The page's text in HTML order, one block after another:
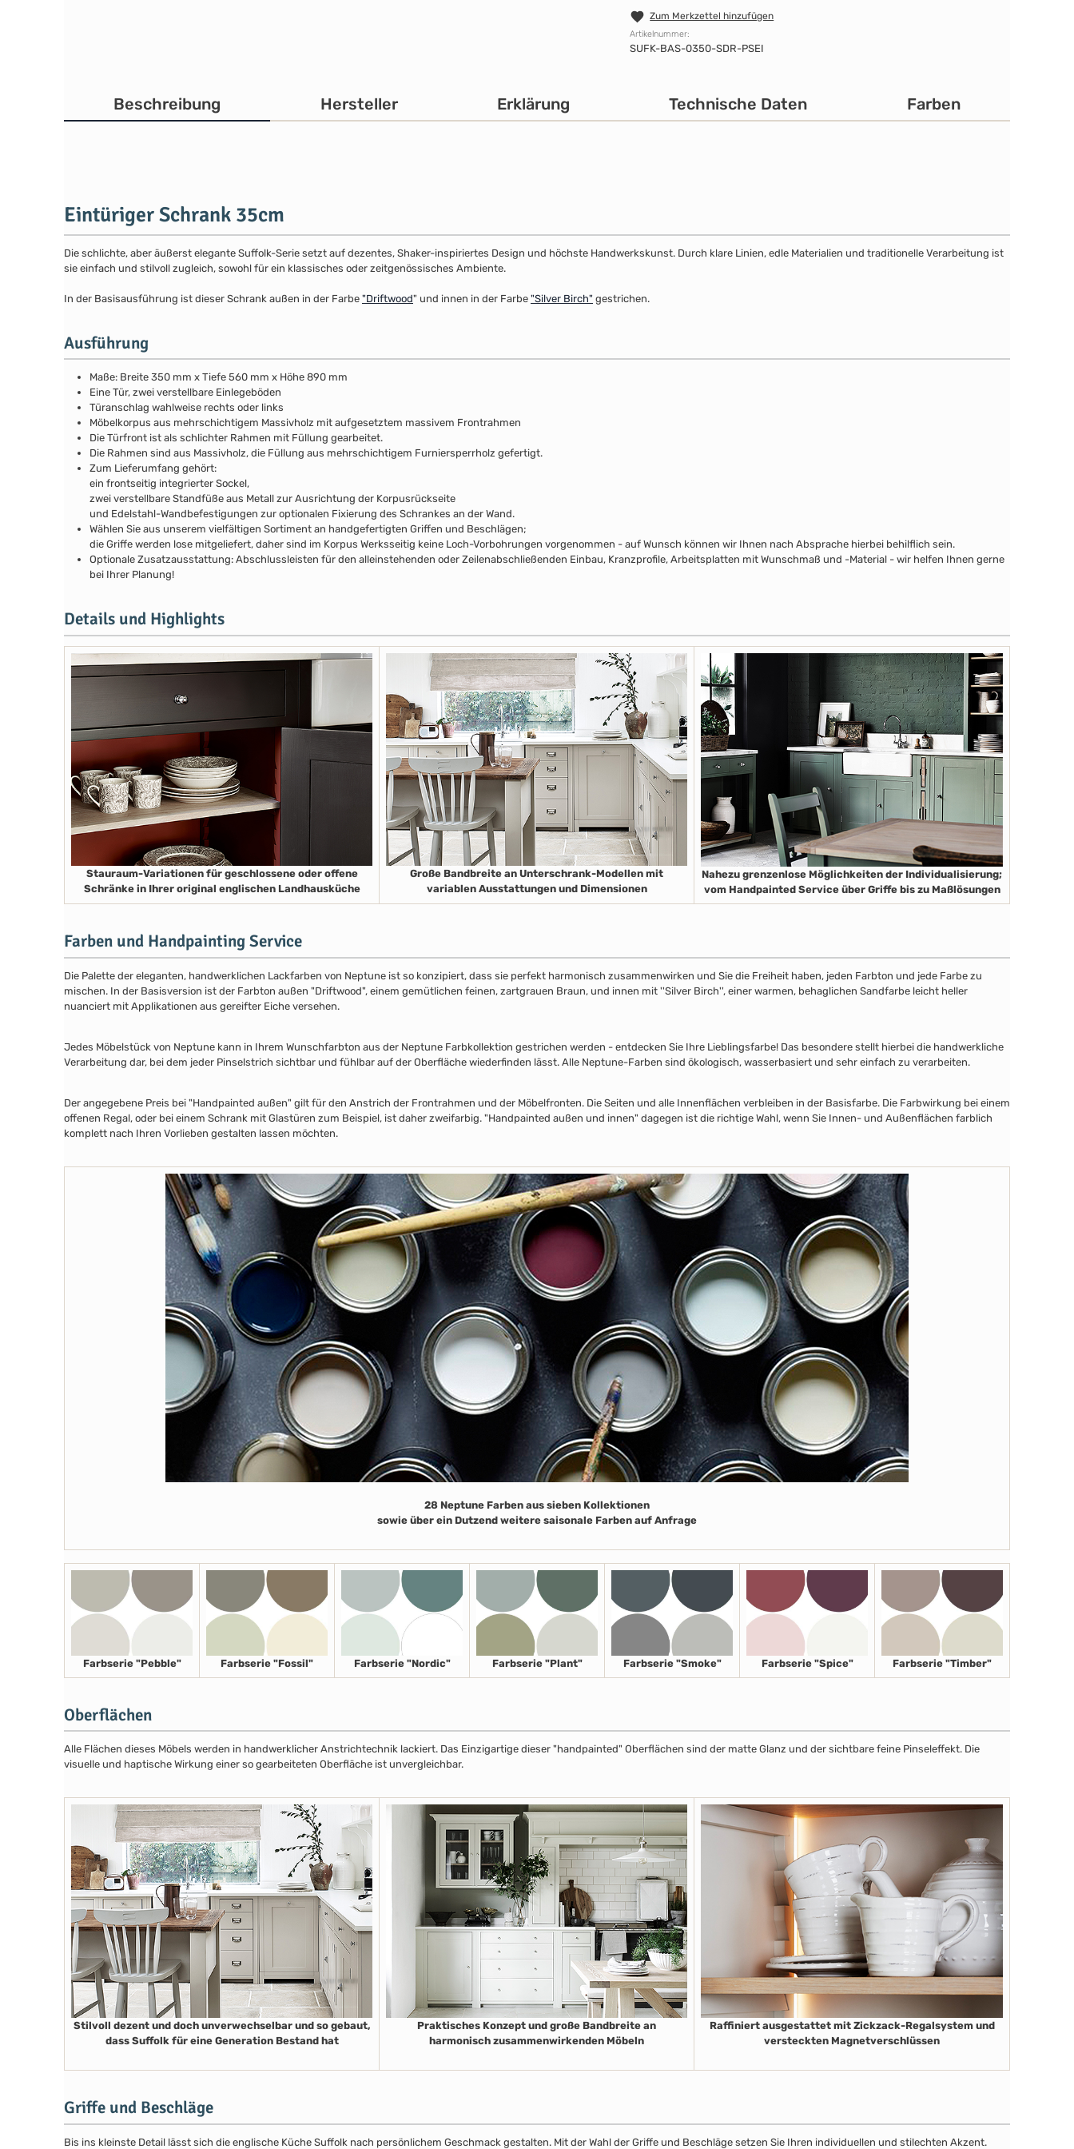
Zum Merkzettel hinzufügen
Artikelnummer:
SUFK-BAS-0350-SDR-PSEI
Beschreibung Hersteller Erklärung Technische Daten Farben
Eintüriger Schrank 35cm
Die schlichte, aber äußerst elegante Suffolk-Serie setzt auf dezentes, Shaker-inspiriertes Design und höchste Handwerkskunst. Durch klare Linien, edle Materialien und traditionelle Verarbeitung ist
sie einfach und stilvoll zugleich, sowohl für ein klassisches oder zeitgenössisches Ambiente.
In der Basisausführung ist dieser Schrank außen in der Farbe "Driftwood" und innen in der Farbe "Silver Birch" gestrichen.
Ausführung
Maße: Breite 350 mm x Tiefe 560 mm x Höhe 890 mm
Eine Tür, zwei verstellbare Einlegeböden
Türanschlag wahlweise rechts oder links
Möbelkorpus aus mehrschichtigem Massivholz mit aufgesetztem massivem Frontrahmen
Die Türfront ist als schlichter Rahmen mit Füllung gearbeitet.
Die Rahmen sind aus Massivholz, die Füllung aus mehrschichtigem Furniersperrholz gefertigt.
Zum Lieferumfang gehört:
ein frontseitig integrierter Sockel,
zwei verstellbare Standfüße aus Metall zur Ausrichtung der Korpusrückseite
und Edelstahl-Wandbefestigungen zur optionalen Fixierung des Schrankes an der Wand.
Wählen Sie aus unserem vielfältigen Sortiment an handgefertigten Griffen und Beschlägen;
die Griffe werden lose mitgeliefert, daher sind im Korpus Werksseitig keine Loch-Vorbohrungen vorgenommen - auf Wunsch können wir Ihnen nach Absprache hierbei behilflich sein.
Optionale Zusatzausstattung: Abschlussleisten für den alleinstehenden oder Zeilenabschließenden Einbau, Kranzprofile, Arbeitsplatten mit Wunschmaß und -Material - wir helfen Ihnen gerne
bei Ihrer Planung!
Details und Highlights
Stauraum-Variationen für geschlossene oder offene
Schränke in Ihrer original englischen Landhausküche
Große Bandbreite an Unterschrank-Modellen mit
variablen Ausstattungen und Dimensionen
Nahezu grenzenlose Möglichkeiten der Individualisierung;
vom Handpainted Service über Griffe bis zu Maßlösungen
Farben und Handpainting Service
Die Palette der eleganten, handwerklichen Lackfarben von Neptune ist so konzipiert, dass sie perfekt harmonisch zusammenwirken und Sie die Freiheit haben, jeden Farbton und jede Farbe zu
mischen. In der Basisversion ist der Farbton außen "Driftwood", einem gemütlichen feinen, zartgrauen Braun, und innen mit ''Silver Birch'', einer warmen, behaglichen Sandfarbe leicht heller
nuanciert mit Applikationen aus gereifter Eiche versehen.
Jedes Möbelstück von Neptune kann in Ihrem Wunschfarbton aus der Neptune Farbkollektion gestrichen werden - entdecken Sie Ihre Lieblingsfarbe! Das besondere stellt hierbei die handwerkliche
Verarbeitung dar, bei dem jeder Pinselstrich sichtbar und fühlbar auf der Oberfläche wiederfinden lässt. Alle Neptune-Farben sind ökologisch, wasserbasiert und sehr einfach zu verarbeiten.
Der angegebene Preis bei "Handpainted außen" gilt für den Anstrich der Frontrahmen und der Möbelfronten. Die Seiten und alle Innenflächen verbleiben in der Basisfarbe. Die Farbwirkung bei einem
offenen Regal, oder bei einem Schrank mit Glastüren zum Beispiel, ist daher zweifarbig. "Handpainted außen und innen" dagegen ist die richtige Wahl, wenn Sie Innen- und Außenflächen farblich
komplett nach Ihren Vorlieben gestalten lassen möchten.
28 Neptune Farben aus sieben Kollektionen
sowie über ein Dutzend weitere saisonale Farben auf Anfrage
Farbserie "Pebble" Farbserie "Fossil" Farbserie "Nordic" Farbserie "Plant" Farbserie "Smoke" Farbserie "Spice" Farbserie "Timber"
Oberflächen
Alle Flächen dieses Möbels werden in handwerklicher Anstrichtechnik lackiert. Das Einzigartige dieser "handpainted" Oberflächen sind der matte Glanz und der sichtbare feine Pinseleffekt. Die
visuelle und haptische Wirkung einer so gearbeiteten Oberfläche ist unvergleichbar.
Stilvoll dezent und doch unverwechselbar und so gebaut,
dass Suffolk für eine Generation Bestand hat
Praktisches Konzept und große Bandbreite an
harmonisch zusammenwirkenden Möbeln
Raffiniert ausgestattet mit Zickzack-Regalsystem und
versteckten Magnetverschlüssen
Griffe und Beschläge
Bis ins kleinste Detail lässt sich die englische Küche Suffolk nach persönlichem Geschmack gestalten. Mit der Wahl der Griffe und Beschläge setzen Sie Ihren individuellen und stilechten Akzent.